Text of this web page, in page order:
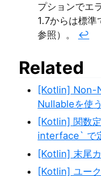
プションでエ
1.7からは標
参照）。 ↩︎
Related
[Kotlin] Non-
Nullableを使う
[Kotlin] 関数
interface` で
[Kotlin] 末尾
[Kotlin] ユー